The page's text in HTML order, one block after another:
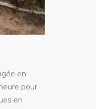
en
pour
en